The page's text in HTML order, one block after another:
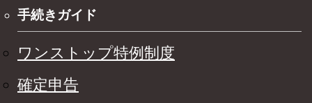
手続きガイド
ワンストップ特例制度
確定申告